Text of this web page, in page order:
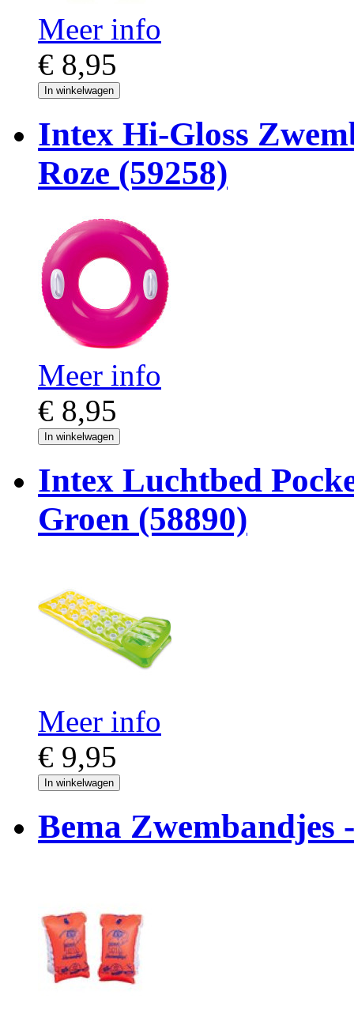
Meer info
€ 8,95
In winkelwagen
Intex Hi-Gloss
Roze (59258)
Meer info
€ 8,95
In winkelwagen
Intex Luchtbed
Groen (58890)
Meer info
€ 9,95
In winkelwagen
Bema Zwembandjes